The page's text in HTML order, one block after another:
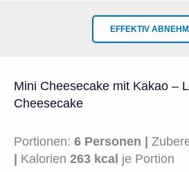
EFFEKTIV
Mini Cheesecake mit Kakao –
Cheesecake
Portionen: 6 Personen |
Kalorien 263 kcal je Portion